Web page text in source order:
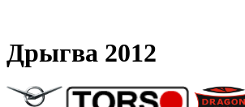
Дрыгва 2012